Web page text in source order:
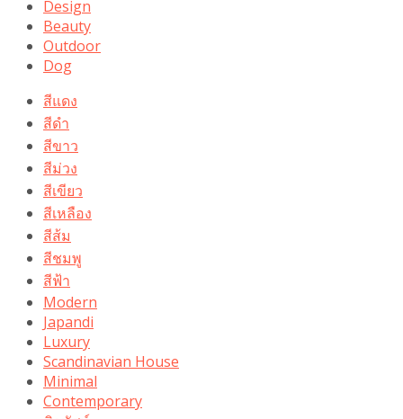
Design
Beauty
Outdoor
Dog
สีแดง
สีดำ
สีขาว
สีม่วง
สีเขียว
สีเหลือง
สีส้ม
สีชมพู
สีฟ้า
Modern
Japandi
Luxury
Scandinavian House
Minimal
Contemporary